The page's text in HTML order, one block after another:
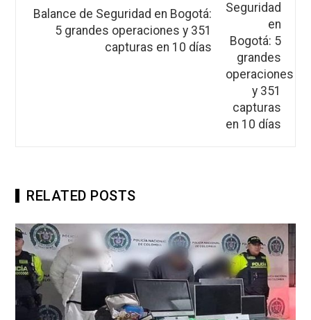
Balance de Seguridad en Bogotá:
5 grandes operaciones y 351
capturas en 10 días
RELATED POSTS